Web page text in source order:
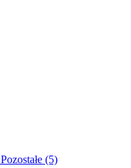
Pozostałe (5)